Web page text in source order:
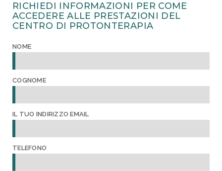
RICHIEDI INFORMAZIONI PER COME
ACCEDERE ALLE PRESTAZIONI DEL
CENTRO DI PROTONTERAPIA
NOME
COGNOME
IL TUO INDIRIZZO EMAIL
TELEFONO